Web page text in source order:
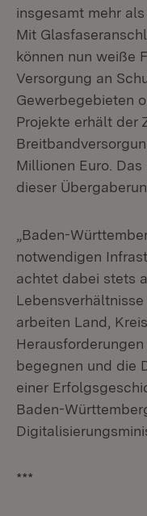
insgesamt mehr
Mit
können nun weiße
Versorgung an
Gewerbegebieten
Projekte erhält der
Millionen Euro.
dieser
„Baden-
notwendigen
achtet dabei stets
arbeiten Land,
begegnen und die
einer
Baden-
***